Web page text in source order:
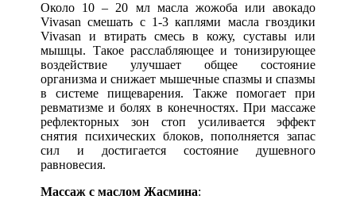
Около 10 – 20 мл масла жожоба или авокадо
Vivasan смешать с 1-3 каплями масла гвоздики
Vivasan и втирать смесь в кожу, суставы или
мышцы. Такое расслабляющее и тонизирующее
воздействие улучшает общее состояние
организма и снижает мышечные спазмы и спазмы
в системе пищеварения. Также помогает при
ревматизме и болях в конечностях. При массаже
рефлекторных зон стоп усиливается эффект
снятия психических блоков, пополняется запас
сил и достигается состояние душевного
равновесия.
Массаж с маслом Жасмина: